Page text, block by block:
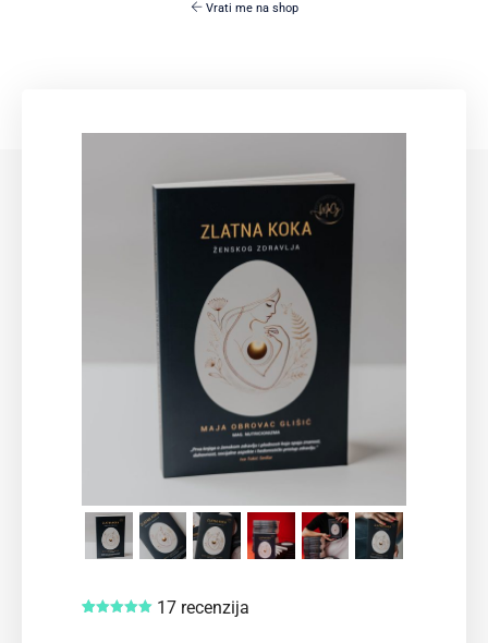
Vrati me na shop
17recenzija